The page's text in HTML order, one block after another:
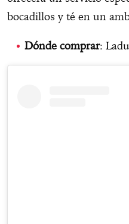
bocadillos y té en un
Dónde comprar: